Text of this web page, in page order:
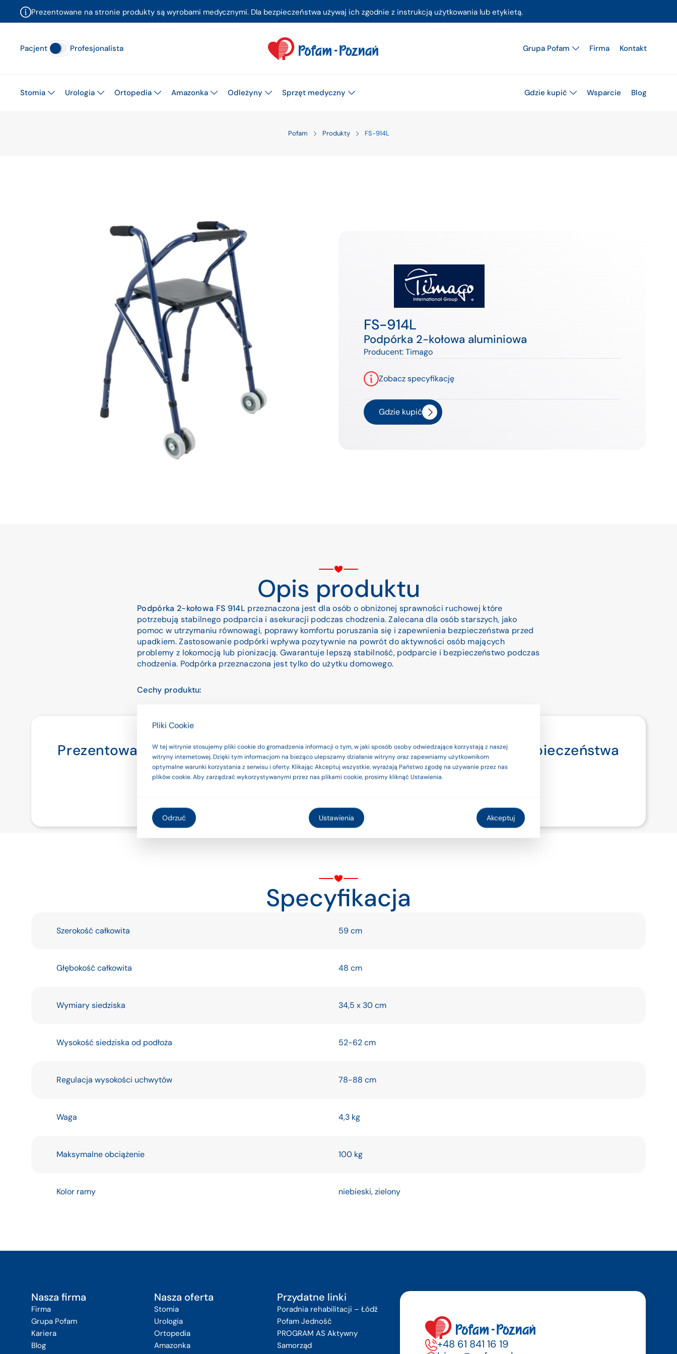
Prezentowane na stronie produkty są wyrobami medycznymi. Dla bezpieczeństwa używaj ich zgodnie z instrukcją użytkowania lub etykietą.
Pacjent Profesjonalista Grupa Pofam Firma Kontakt
Stomia Urologia Ortopedia Amazonka Odleżyny Sprzęt medyczny Gdzie kupić Wsparcie Blog
Pofam Produkty FS-914L
FS-914L
Podpórka 2-kołowa aluminiowa
Producent:Timago
Zobacz specyfikację
Gdzie kupić
Opis produktu
Podpórka 2-kołowa FS 914L przeznaczona jest dla osób o obniżonej sprawności ruchowej które
potrzebują stabilnego podparcia i asekuracji podczas chodzenia. Zalecana dla osób starszych, jako
pomoc w utrzymaniu równowagi, poprawy komfortu poruszania się i zapewnienia bezpieczeństwa przed
upadkiem. Zastosowanie podpórki wpływa pozytywnie na powrót do aktywności osób mających
problemy z lokomocją lub pionizacją. Gwarantuje lepszą stabilność, podparcie i bezpieczeństwo podczas
chodzenia. Podpórka przeznaczona jest tylko do użytku domowego.
Cechy produktu:
regulowane na wysokość nóżki;
funkcja składania do transportu.
Specyfikacja
Szerokość całkowita 59 cm
Głębokość całkowita 48 cm
Wymiary siedziska 34,5 x 30 cm
Wysokość siedziska od podłoża 52-62 cm
Regulacja wysokości uchwytów 78-88 cm
Waga 4,3 kg
Maksymalne obciążenie 100 kg
Kolor ramy niebieski, zielony
Prezentowane na stronie produkty są wyrobami medycznymi. Dla bezpieczeństwa
używaj ich zgodnie z instrukcją użytkowania lub etykietą.
Nasza firma
Firma
Grupa Pofam
Kariera
Blog
Nasza oferta
Stomia
Urologia
Ortopedia
Amazonka
Przydatne linki
Poradnia rehabilitacji – Łódź
Pofam Jedność
PROGRAM AS Aktywny
Samorząd
+48 61 841 16 19
Pliki Cookie
W tej witrynie stosujemy pliki cookie do gromadzenia informacji o tym, w jaki sposób osoby odwiedzające korzystają z naszej
witryny internetowej. Dzięki tym informacjom na bieżąco ulepszamy działanie witryny oraz zapewniamy użytkownikom
optymalne warunki korzystania z serwisu i oferty. Klikając Akceptuj wszystkie, wyrażają Państwo zgodę na używanie przez nas
plików cookie. Aby zarządzać wykorzystywanymi przez nas plikami cookie, prosimy kliknąć Ustawienia.
Odrzuć Ustawienia Akceptuj